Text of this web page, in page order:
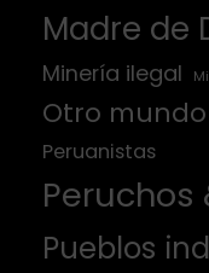
Madre de
Minería ilegal
Otro
Peruanistas
Peruchos
Pueblos